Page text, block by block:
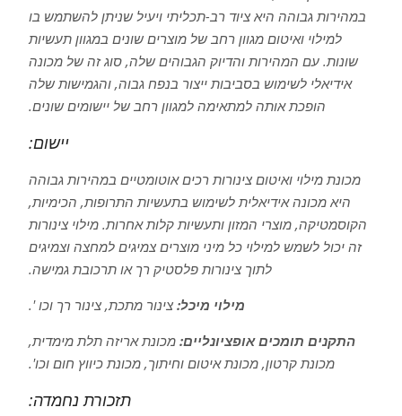
במהירות גבוהה היא ציוד רב-תכליתי ויעיל שניתן להשתמש בו
למילוי ואיטום מגוון רחב של מוצרים שונים במגוון תעשיות
שונות. עם המהירות והדיוק הגבוהים שלה, סוג זה של מכונה
אידיאלי לשימוש בסביבות ייצור בנפח גבוה, והגמישות שלה
הופכת אותה למתאימה למגוון רחב של יישומים שונים.
יישום:
מכונת מילוי ואיטום צינורות רכים אוטומטיים במהירות גבוהה
היא מכונה אידיאלית לשימוש בתעשיות התרופות, הכימיות,
הקוסמטיקה, מוצרי המזון ותעשיות קלות אחרות. מילוי צינורות
זה יכול לשמש למילוי כל מיני מוצרים צמיגים למחצה וצמיגים
לתוך צינורות פלסטיק רך או תרכובת גמישה.
מילוי מיכל: צינור מתכת, צינור רך וכו '.
התקנים תומכים אופציונליים: מכונת אריזה תלת מימדית,
מכונת קרטון, מכונת איטום וחיתוך, מכונת כיווץ חום וכו'.
תזכורת נחמדה: